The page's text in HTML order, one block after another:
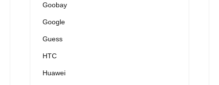
Goobay
Google
Guess
HTC
Huawei